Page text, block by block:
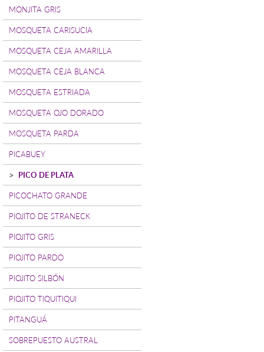
MONJITA GRIS
MOSQUETA CARISUCIA
MOSQUETA CEJA AMARILLA
MOSQUETA CEJA BLANCA
MOSQUETA ESTRIADA
MOSQUETA OJO DORADO
MOSQUETA PARDA
PICABUEY
PICO DE PLATA
PICOCHATO GRANDE
PIOJITO DE STRANECK
PIOJITO GRIS
PIOJITO PARDO
PIOJITO SILBÓN
PIOJITO TIQUITIQUI
PITANGUÁ
SOBREPUESTO AUSTRAL